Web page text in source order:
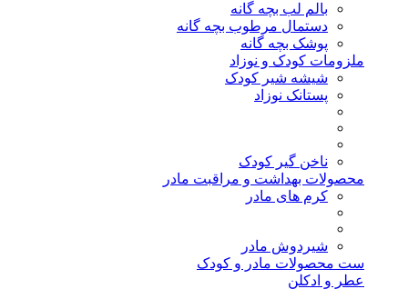
بالم لب بچه گانه
دستمال مرطوب بچه گانه
پوشک بچه گانه
ملزومات کودک و نوزاد
شیشه شیر کودک
پستانک نوزاد
ناخن گیر کودک
محصولات بهداشت و مراقبت مادر
کرم های مادر
شیردوش مادر
ست محصولات مادر و کودک
عطر و ادکلن